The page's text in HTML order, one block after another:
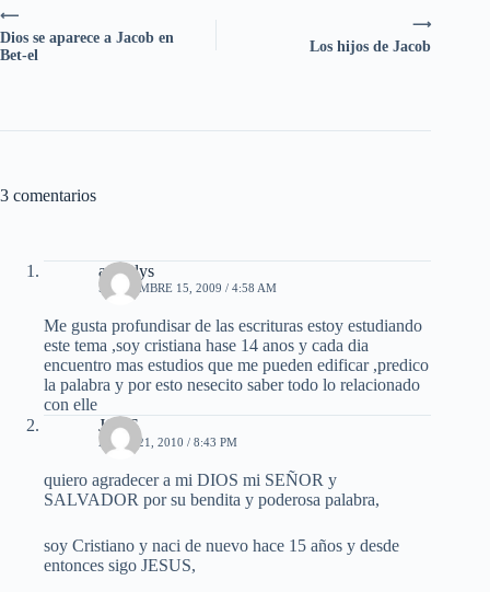
⟶
Los hijos de Jacob
⟵
Dios se aparece a Jacob en
Bet-el
3 comentarios
aracelys
SEPTIEMBRE 15, 2009 / 4:58 AM
Me gusta profundisar de las escrituras estoy estudiando
este tema ,soy cristiana hase 14 anos y cada dia
encuentro mas estudios que me pueden edificar ,predico
la palabra y por esto nesecito saber todo lo relacionado
con elle
JOSE
ABRIL 21, 2010 / 8:43 PM
quiero agradecer a mi DIOS mi SEÑOR y
SALVADOR por su bendita y poderosa palabra,
soy Cristiano y naci de nuevo hace 15 años y desde
entonces sigo JESUS,